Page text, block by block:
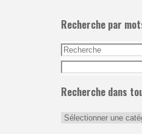
Recherche par
Recherche
pour:
Recherche dans
Recherche